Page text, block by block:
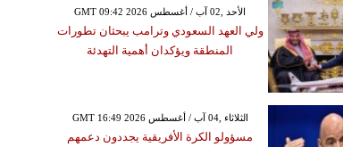
GMT 09:42 2026 الأحد ,02 آب / أغسطس
ولي العهد السعودي وترامب يبحثان تطورات
المنطقة ويؤكدان أهمية التهدئة
GMT 16:49 2026 الثلاثاء ,04 آب / أغسطس
مسؤولو الكرة الأفريقية يجددون دعمهم